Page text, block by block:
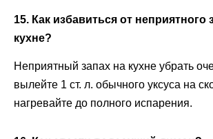
15. Как избавиться от неприятного
кухне?
Неприятный запах на кухне убрать
вылейте 1 ст. л. обычного уксуса на
нагревайте до полного испарения.